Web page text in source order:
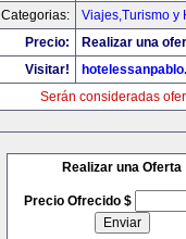
Categorias:
Viajes,Turismo y
Precio:
Realizar una
Visitar!
Serán consideradas
Realizar una Oferta
Precio Ofrecido $